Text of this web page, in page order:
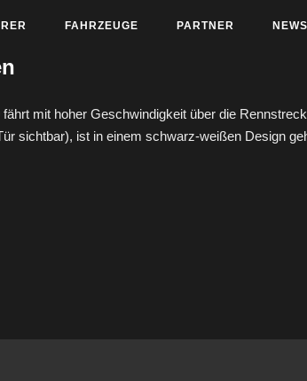
FAHRZEUGE PARTNER NEWS
mit hoher Geschwindigkeit über die
sichtbar), ist in einem schwarz-weißen Design